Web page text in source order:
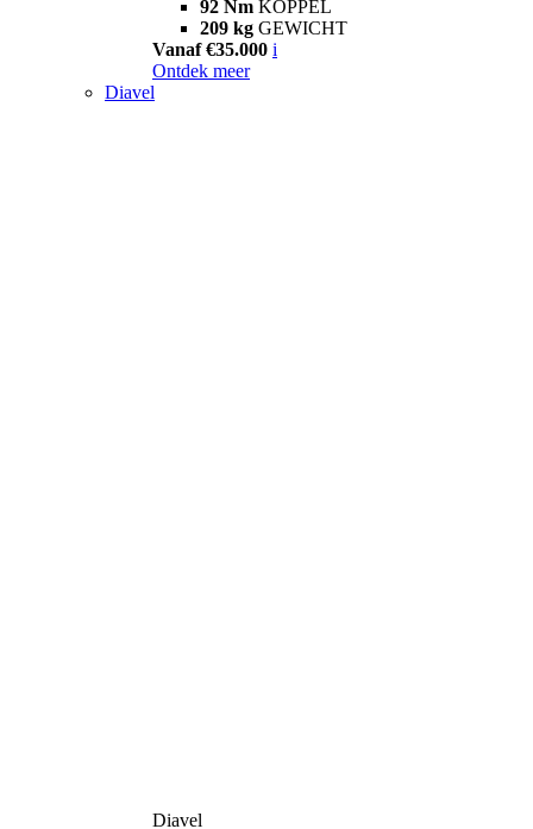
92 Nm KOPPEL
209 kg GEWICHT
Vanaf €35.000 i
Ontdek meer
Diavel
Diavel